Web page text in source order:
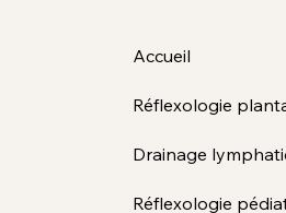
Accueil
Réflexologie
Drainage
Réflexologie